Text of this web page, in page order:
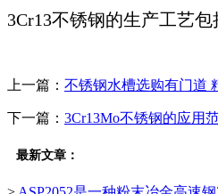
3Cr13不锈钢的生产工艺
上一篇： 不锈钢水槽选购有门道
下一篇： 3Cr13Mo不锈钢的应用
最新文章：